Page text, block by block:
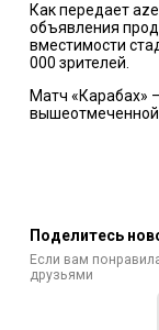
Как передает
объявления
вместимости
000 зрителей.
Матч «Карабах»
вышеотмеченной
Поделитесь
Если вам
друзьями